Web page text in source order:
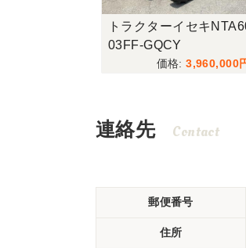
トラクターイセキ
03FF-GQCY
3,960,000
連絡先 Contact
郵便番号
住所